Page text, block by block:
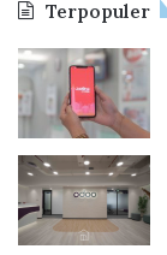
k
e
k
o
r
B
a
r
u
Terpopuler